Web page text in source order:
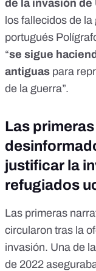
de la invasión de
los fallecidos de
portugués
“se sigue
antiguas para
de la guerra”.
Las
justificar la
refugiados
Las primeras
circularon tras la
invasión. Una de
de 2022